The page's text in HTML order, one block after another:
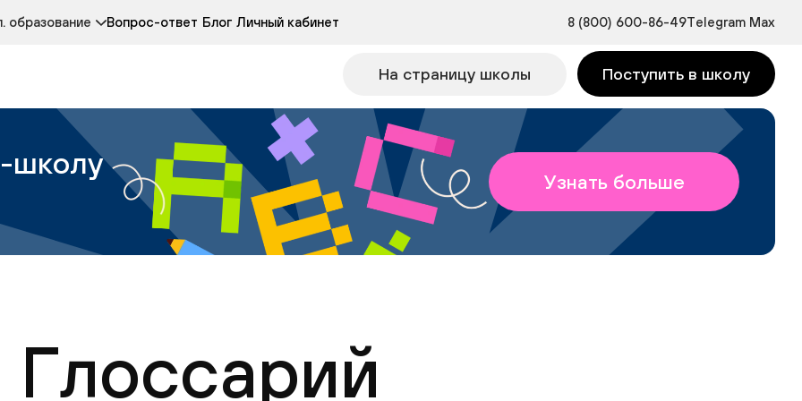
образование
по чтению
Вопрос-ответ Блог Личный кабинет 8 (800) 600-86-49Telegram Max
На страницу школы Поступить в школу
школу
Узнать больше
Глоссарий